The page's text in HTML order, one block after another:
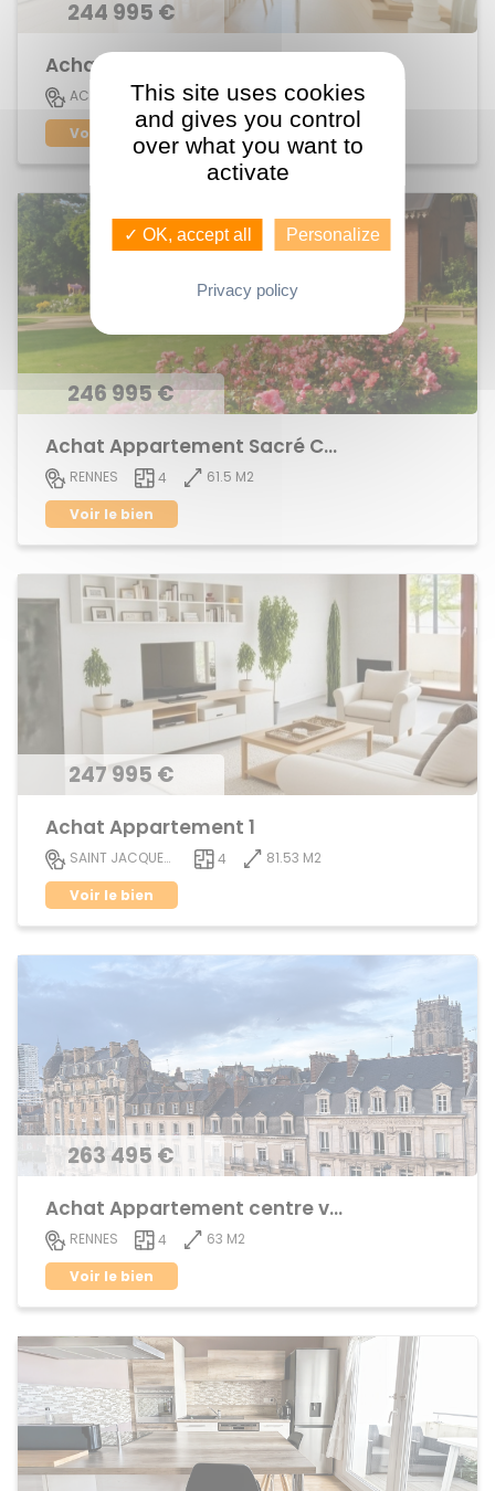
244 995 €
ACIGNE 4
73 M2
Voir le bien
246 995 €
Achat Appartement Sacré Coeurs
RENNES 4
61.5 M2
Voir le bien
247 995 €
Achat Appartement 1
SAINT JACQUES DE LA LANDE 4
81.53 M2
Voir le bien
263 495 €
Achat Appartement centre ville
RENNES 4
63 M2
Voir le bien
This site uses cookies
and gives you control
over what you want to
activate
✓ OK, accept all Personalize
Privacy policy